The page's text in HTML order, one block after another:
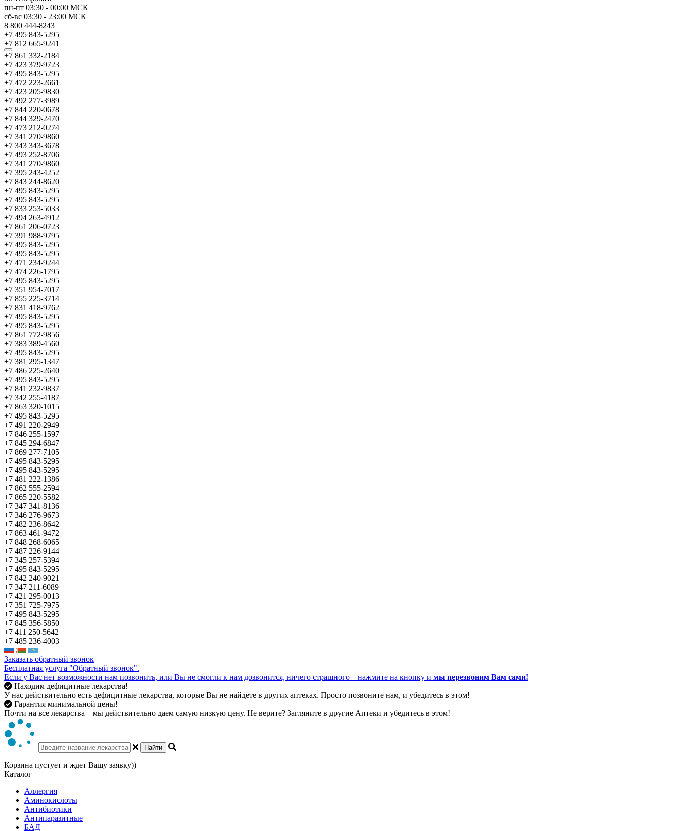
пн-пт 03:30 - 00:00 МСК
сб-вс 03:30 - 23:00 МСК
8 800 444-8243
+7 495 843-5295
+7 812 665-9241
+7 861 332-2184
+7 423 379-9723
+7 495 843-5295
+7 472 223-2661
+7 423 205-9830
+7 492 277-3989
+7 844 220-0678
+7 844 329-2470
+7 473 212-0274
+7 341 270-9860
+7 343 343-3678
+7 493 252-8706
+7 341 270-9860
+7 395 243-4252
+7 843 244-8620
+7 495 843-5295
+7 495 843-5295
+7 833 253-5033
+7 494 263-4912
+7 861 206-0723
+7 391 988-9795
+7 495 843-5295
+7 495 843-5295
+7 471 234-9244
+7 474 226-1795
+7 495 843-5295
+7 351 954-7017
+7 855 225-3714
+7 831 418-9762
+7 495 843-5295
+7 495 843-5295
+7 861 772-9856
+7 383 389-4560
+7 495 843-5295
+7 381 295-1347
+7 486 225-2640
+7 495 843-5295
+7 841 232-9837
+7 342 255-4187
+7 863 320-1015
+7 495 843-5295
+7 491 220-2949
+7 846 255-1597
+7 845 294-6847
+7 869 277-7105
+7 495 843-5295
+7 495 843-5295
+7 481 222-1386
+7 862 555-2594
+7 865 220-5582
+7 347 341-8136
+7 346 276-9673
+7 482 236-8642
+7 863 461-9472
+7 848 268-6065
+7 487 226-9144
+7 345 257-5394
+7 495 843-5295
+7 842 240-9021
+7 347 211-6089
+7 421 295-0013
+7 351 725-7975
+7 495 843-5295
+7 845 356-5850
+7 411 250-5642
+7 485 236-4003
Заказать обратный звонок
Бесплатная услуга "Обратный звонок".
Если у Вас нет возможности нам позвонить, или Вы не смогли к нам дозвонится, ничего страшного – нажмите на кнопку и мы перезвоним Вам сами!
Находим дефицитные лекарства!
У нас действительно есть дефицитные лекарства, которые Вы не найдете в других аптеках. Просто позвоните нам, и убедитесь в этом!
Гарантия минимальной цены!
Почти на все лекарства – мы действительно даем самую низкую цену. Не верите? Загляните в другие Аптеки и убедитесь в этом!
Найти
Корзина пустует и ждет Вашу заявку))
Каталог
Аллергия
Аминокислоты
Антибиотики
Антипаразитные
БАД